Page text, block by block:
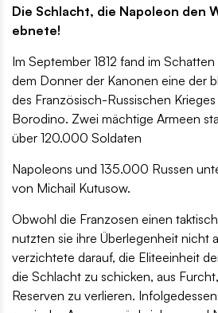
Die Schlacht, die Napoleon den
ebnete!
Im September 1812 fand im
dem Donner der Kanonen eine der
des Französisch-Russischen
Borodino. Zwei mächtige Armeen
über 120.000 Soldaten
Napoleons und 135.000 Russen
von Michail Kutusow.
Obwohl die Franzosen einen
nutzten sie ihre Überlegenheit nicht
verzichtete darauf, die Eliteeinheit
die Schlacht zu schicken, aus
Reserven zu verlieren.